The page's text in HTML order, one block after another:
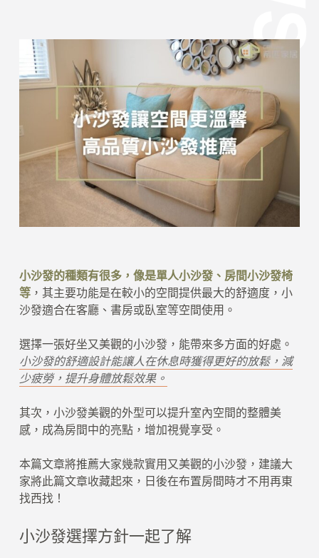
小沙發的種類有很多，像是單人小沙發、房間小沙發椅
等，其主要功能是在較小的空間提供最大的舒適度，小
沙發適合在客廳、書房或臥室等空間使用。
選擇一張好坐又美觀的小沙發，能帶來多方面的好處。
小沙發的舒適設計能讓人在休息時獲得更好的放鬆，減
少疲勞，提升身體放鬆效果。
其次，小沙發美觀的外型可以提升室內空間的整體美
感，成為房間中的亮點，增加視覺享受。
本篇文章將推薦大家幾款實用又美觀的小沙發，建議大
家將此篇文章收藏起來，日後在布置房間時才不用再東
找西找！
小沙發選擇方針一起了解